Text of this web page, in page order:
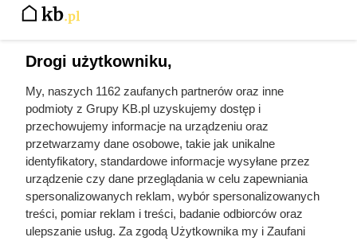
Drogi użytkowniku,
My, naszych 1162 zaufanych partnerów oraz inne
podmioty z Grupy KB.pl uzyskujemy dostęp i
przechowujemy informacje na urządzeniu oraz
przetwarzamy dane osobowe, takie jak unikalne
identyfikatory, standardowe informacje wysyłane przez
urządzenie czy dane przeglądania w celu zapewniania
spersonalizowanych reklam, wybór spersonalizowanych
treści, pomiar reklam i treści, badanie odbiorców oraz
ulepszanie usług. Za zgodą Użytkownika my i Zaufani